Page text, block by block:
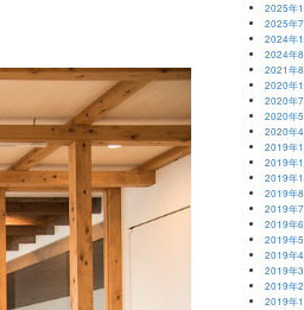
2025年
2025年
2024年
2024年
2021年
2020年
2020年
2020年
2020年
2019年
2019年
2019年
2019年
2019年
2019年
2019年
2019年
2019年
2019年
2019年